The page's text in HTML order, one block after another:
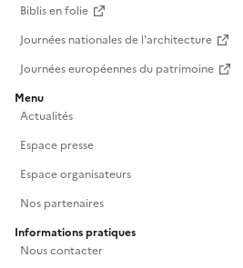
Biblis en folie
Journées nationales de l'architecture
Journées européennes du patrimoine
Menu
Actualités
Espace presse
Espace organisateurs
Nos partenaires
Informations pratiques
Nous contacter